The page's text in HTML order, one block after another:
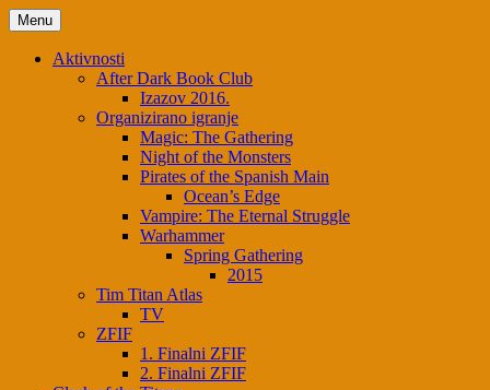
Skip
to
content
Menu
Aktivnosti
After Dark Book Club
Izazov 2016.
Organizirano igranje
Magic: The Gathering
Night of the Monsters
Pirates of the Spanish Main
Ocean’s Edge
Vampire: The Eternal Struggle
Warhammer
Spring Gathering
2015
Tim Titan Atlas
TV
ZFIF
1. Finalni ZFIF
2. Finalni ZFIF